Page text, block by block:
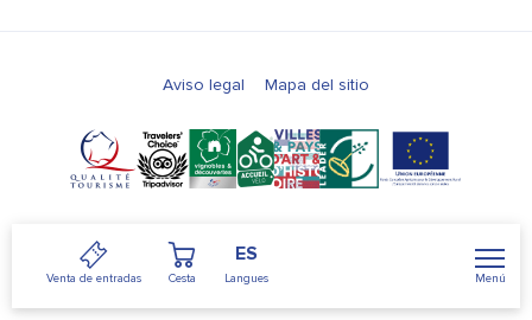
Menú
ES
Venta de entradas Cesta
Aviso legal Mapa del sitio